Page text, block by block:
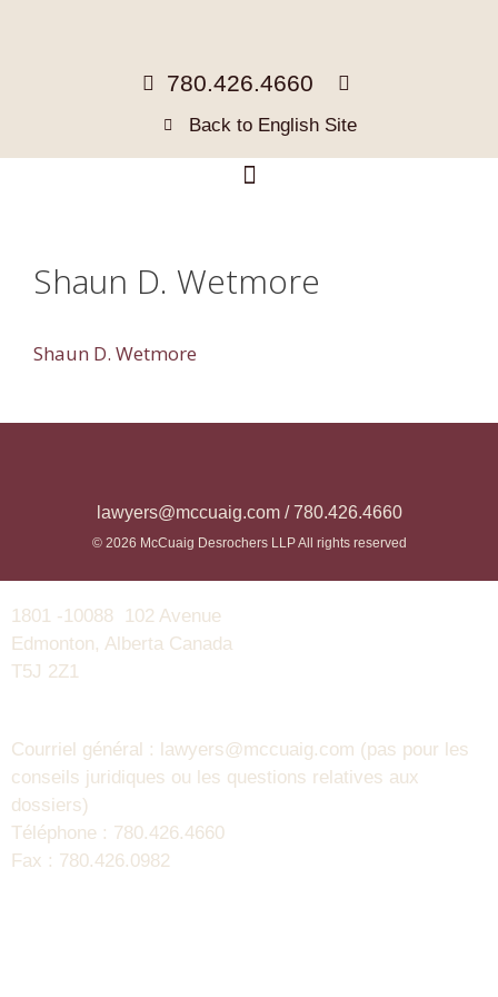
780.426.4660
Back to English Site
Shaun D. Wetmore
Shaun D. Wetmore
lawyers@mccuaig.com / 780.426.4660
© 2026 McCuaig Desrochers LLP All rights reserved
1801 -10088 102 Avenue
Edmonton, Alberta Canada
T5J 2Z1
Courriel général : lawyers@mccuaig.com (pas pour les
conseils juridiques ou les questions relatives aux
dossiers)
Téléphone : 780.426.4660
Fax : 780.426.0982